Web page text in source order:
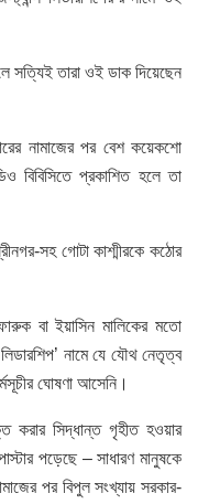
সত্যিই তারা ওই ডাক দিয়েছেন
নামাজের পর বেশ কয়েকশো
বিবিসিতে প্রকাশিত হলে তা
সহ গোটা কাশ্মীরকে কঠোর
বা ইয়াসিন মালিকের মতো
লিডারশিপ’ নামে যে যৌথ নেতৃত্ব
ঘোষণা আসেনি।
করার সিদ্ধান্ত গৃহীত হওয়ার
পড়েছে – সাধারণ মানুষকে
পর বিপুল সংখ্যায় সরকার-